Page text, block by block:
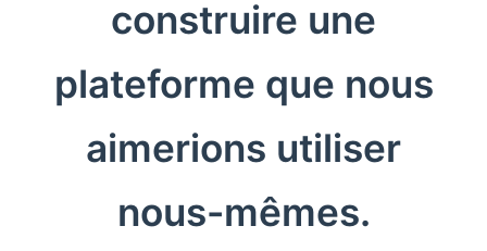
construire une
plateforme que nous
aimerions utiliser
nous-mêmes.